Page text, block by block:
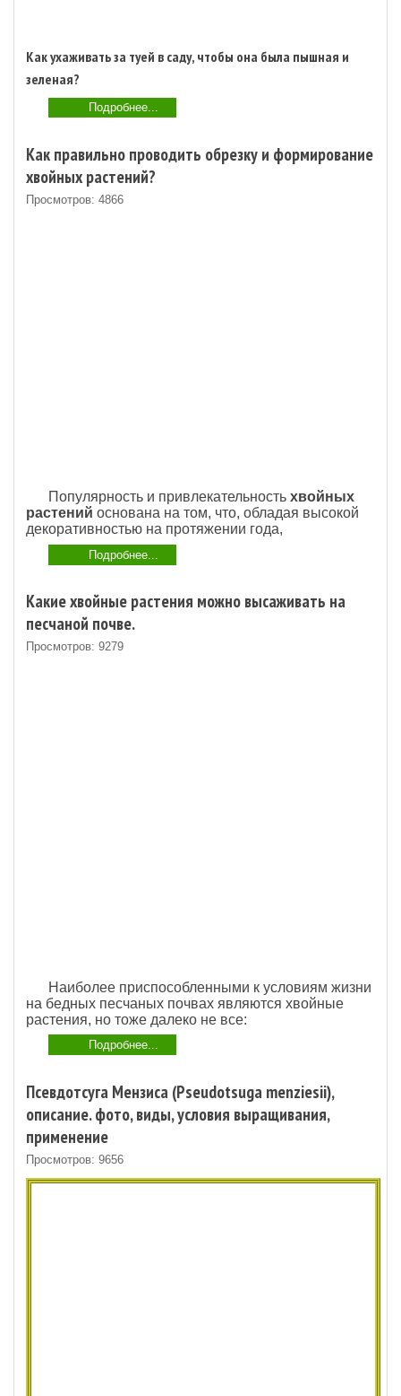
Как ухаживать за туей в саду, чтобы она была пышная и
зеленая?
Подробнее...
Как правильно проводить обрезку и формирование
хвойных растений?
Просмотров: 4866
Популярность и привлекательность хвойных
растений основана на том, что, обладая высокой
декоративностью на протяжении года,
Подробнее...
Какие хвойные растения можно высаживать на
песчаной почве.
Просмотров: 9279
Наиболее приспособленными к условиям жизни
на бедных песчаных почвах являются хвойные
растения, но тоже далеко не все:
Подробнее...
Псевдотсуга Мензиса (Pseudotsuga menziesii),
описание. фото, виды, условия выращивания,
применение
Просмотров: 9656